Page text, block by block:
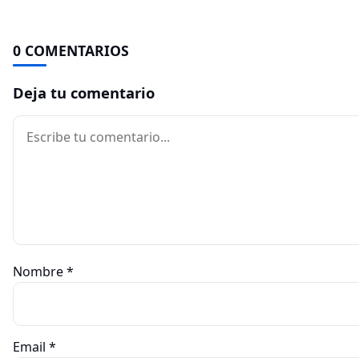
0 COMENTARIOS
Deja tu comentario
Comentario
Nombre*
Email *